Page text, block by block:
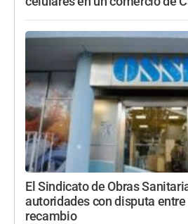
El Sindicato de Obras
autoridades con disputa
recambio